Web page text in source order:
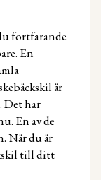
fortfarande
En
är
Det har
En av de
När du är
till ditt